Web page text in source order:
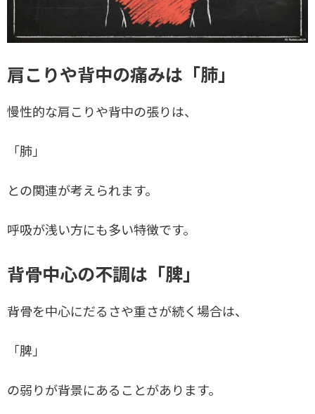
肩こりや背中の痛みは「肺」
慢性的な肩こりや背中の張りは、
「肺」
との関連が考えられます。
呼吸が浅い方にも多い特徴です。
背骨中心の不調は「脾」
背骨を中心にだるさや重さが続く場合は、
「脾」
の弱りが背景にあることがあります。